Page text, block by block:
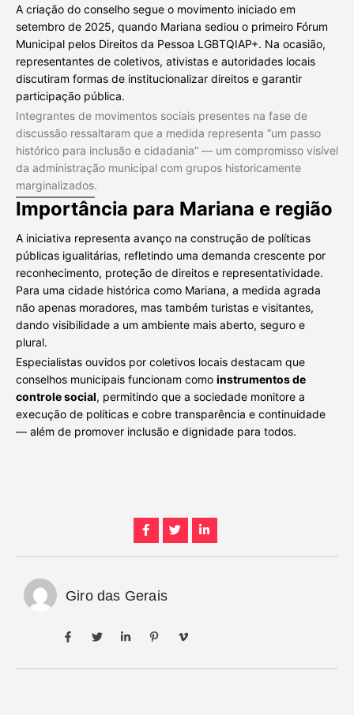
A criação do conselho segue o movimento iniciado em
setembro de 2025, quando Mariana sediou o primeiro Fórum
Municipal pelos Direitos da Pessoa LGBTQIAP+. Na ocasião,
representantes de coletivos, ativistas e autoridades locais
discutiram formas de institucionalizar direitos e garantir
participação pública.
Integrantes de movimentos sociais presentes na fase de
discussão ressaltaram que a medida representa “um passo
histórico para inclusão e cidadania” — um compromisso visível
da administração municipal com grupos historicamente
marginalizados.
Importância para Mariana e região
A iniciativa representa avanço na construção de políticas
públicas igualitárias, refletindo uma demanda crescente por
reconhecimento, proteção de direitos e representatividade.
Para uma cidade histórica como Mariana, a medida agrada
não apenas moradores, mas também turistas e visitantes,
dando visibilidade a um ambiente mais aberto, seguro e
plural.
Especialistas ouvidos por coletivos locais destacam que
conselhos municipais funcionam como instrumentos de
controle social, permitindo que a sociedade monitore a
execução de políticas e cobre transparência e continuidade
— além de promover inclusão e dignidade para todos.
Giro das Gerais